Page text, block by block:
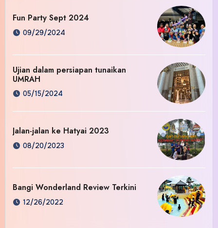
Fun Party Sept 2024
09/29/2024
Ujian dalam persiapan tunaikan
UMRAH
05/15/2024
Jalan-jalan ke Hatyai 2023
08/20/2023
Bangi Wonderland Review Terkini
12/26/2022